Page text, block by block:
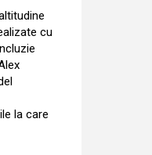
cu
la care